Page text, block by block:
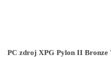
PC zdroj XPG Pylon II Bronze